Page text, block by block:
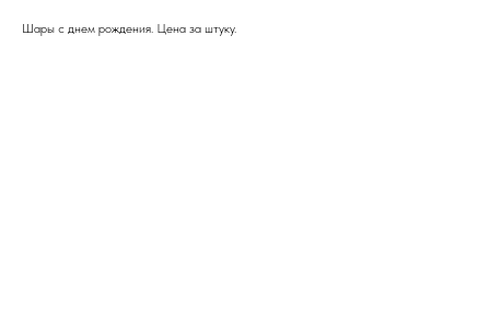
Шары с днем рождения. Цена за штуку.